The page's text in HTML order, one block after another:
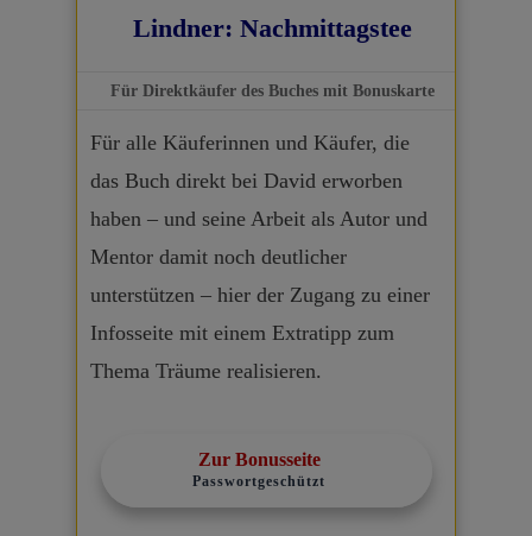
Lindner: Nachmittagstee
Für Direktkäufer des Buches mit Bonuskarte
Für alle Käuferinnen und Käufer, die
das Buch direkt bei David erworben
haben – und seine Arbeit als Autor und
Mentor damit noch deutlicher
unterstützen – hier der Zugang zu einer
Infosseite mit einem Extratipp zum
Thema Träume realisieren.
Zur Bonusseite
Passwortgeschützt